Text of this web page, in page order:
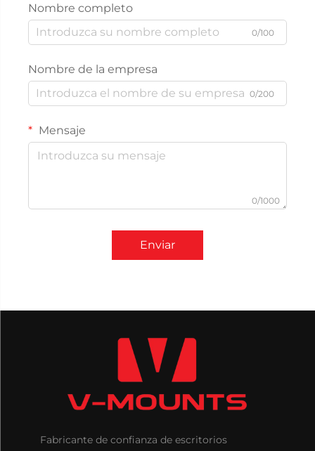
Nombre completo
0/100
Nombre de la empresa
0/200
Mensaje
0/1000
Enviar
Fabricante de confianza de escritorios